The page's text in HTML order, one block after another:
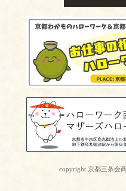
copyright 京都三条会